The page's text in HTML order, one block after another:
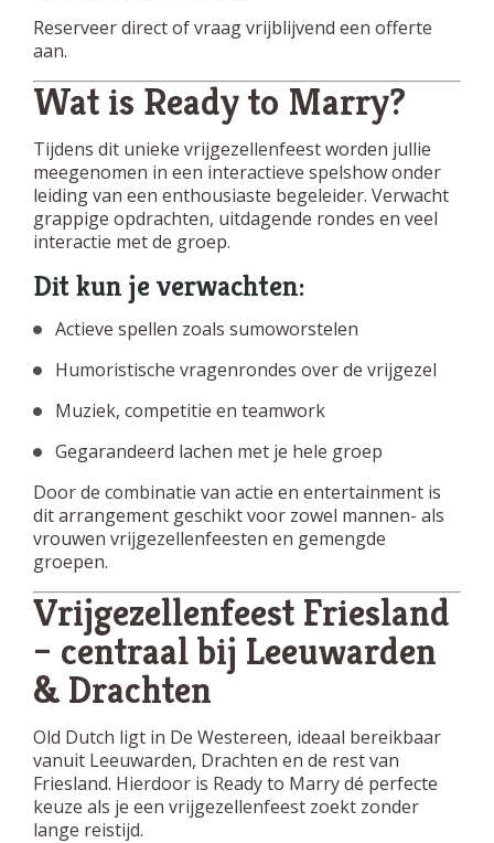
Reserveer direct of vraag vrijblijvend een offerte
aan.
Wat is Ready to Marry?
Tijdens dit unieke vrijgezellenfeest worden jullie
meegenomen in een interactieve spelshow onder
leiding van een enthousiaste begeleider. Verwacht
grappige opdrachten, uitdagende rondes en veel
interactie met de groep.
Dit kun je verwachten:
Actieve spellen zoals sumoworstelen
Humoristische vragenrondes over de vrijgezel
Muziek, competitie en teamwork
Gegarandeerd lachen met je hele groep
Door de combinatie van actie en entertainment is
dit arrangement geschikt voor zowel mannen- als
vrouwen vrijgezellenfeesten en gemengde
groepen.
Vrijgezellenfeest Friesland
– centraal bij Leeuwarden
& Drachten
Old Dutch ligt in De Westereen, ideaal bereikbaar
vanuit Leeuwarden, Drachten en de rest van
Friesland. Hierdoor is Ready to Marry dé perfecte
keuze als je een vrijgezellenfeest zoekt zonder
lange reistijd.